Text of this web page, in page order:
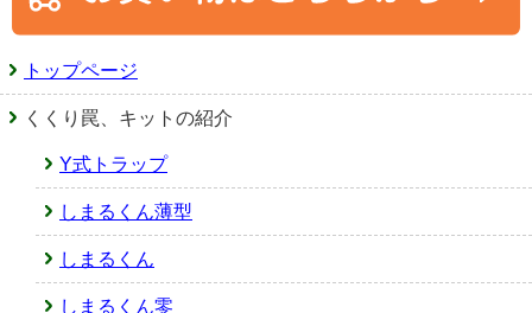
トップページ
くくり罠、キットの紹介
Y式トラップ
しまるくん薄型
しまるくん
しまるくん零